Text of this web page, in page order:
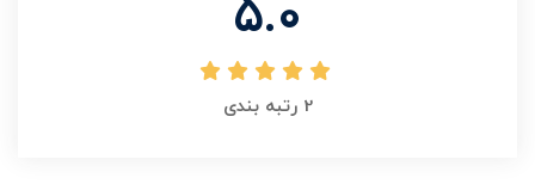
5.0
2 رتبه بندی